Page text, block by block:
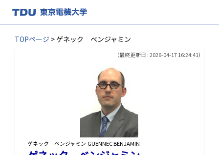
TOPページ > ゲネック ベンジャミン
（最終更新日 : 2026-04-17 16:24:41）
ゲネック ベンジャミン GUENNEC BENJAMIN